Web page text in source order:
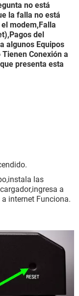
no está
la falla no está
modem,Falla
del
algunos Equipos
Conexión a
presenta esta
las
a
internet Funciona.